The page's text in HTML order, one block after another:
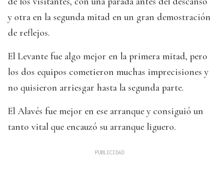
y otra en la segunda mitad en un gran demostración
de reflejos.
El Levante fue algo mejor en la primera mitad, pero
los dos equipos cometieron muchas imprecisiones y
no quisieron arriesgar hasta la segunda parte.
El Alavés fue mejor en ese arranque y consiguió un
tanto vital que encauzó su arranque liguero.